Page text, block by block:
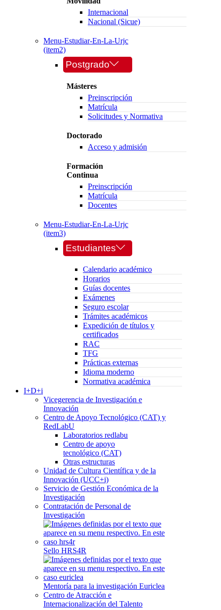
Internacional
Nacional (Sicue)
Menu-Estudiar-En-La-Urjc
(item2)
Postgrado
Másteres
Preinscripción
Matrícula
Solicitudes y Normativa
Doctorado
Acceso y admisión
Formación
Continua
Preinscripción
Matrícula
Docentes
Menu-Estudiar-En-La-Urjc
(item3)
Estudiantes
Calendario académico
Horarios
Guías docentes
Exámenes
Seguro escolar
Trámites académicos
Expedición de títulos y
certificados
RAC
TFG
Prácticas externas
Idioma moderno
Normativa académica
I+D+i
Vicegerencia de Investigación e
Innovación
Centro de Apoyo Tecnológico (CAT) y
RedLabU
Laboratorios redlabu
Centro de apoyo
tecnológico (CAT)
Otras estructuras
Unidad de Cultura Científica y de la
Innovación (UCC+i)
Servicio de Gestión Económica de la
Investigación
Contratación de Personal de
Investigación
Sello HRS4R
Mentoría para la investigación Euriclea
Centro de Atracción e
Internacionalización del Talento